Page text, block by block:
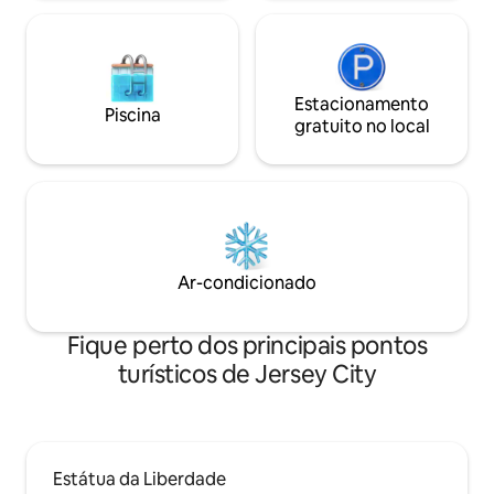
Piscina
Estacionamento
gratuito no local
Ar-condicionado
Fique perto dos principais pontos
turísticos de Jersey City
Estátua da Liberdade